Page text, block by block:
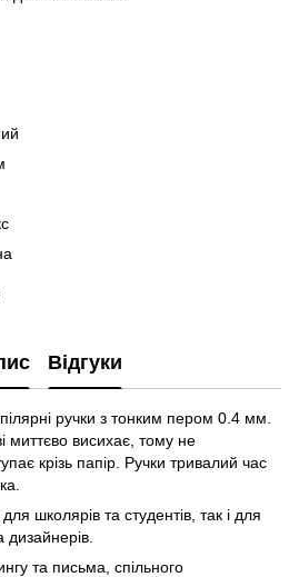
Відгуки
ручки з тонким пером 0.4 мм.
миттєво висихає, тому не
крізь папір. Ручки тривалий час
школярів та студентів, так і для
дизайнерів.
та письма, спільного